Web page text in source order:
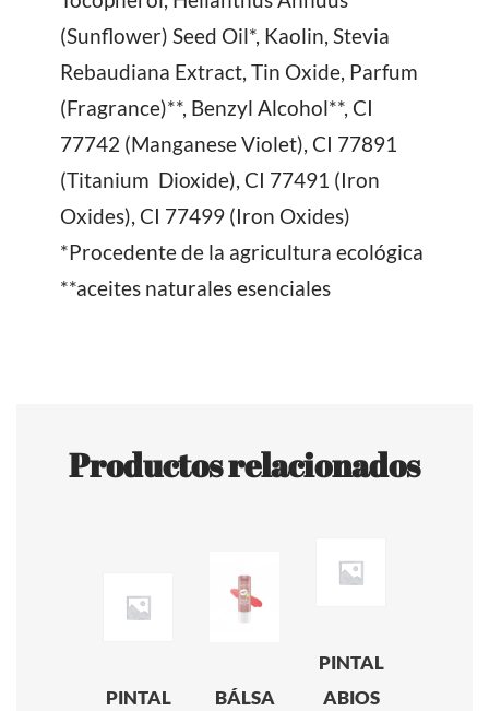
(Sunflower) Seed Oil*, Kaolin, Stevia
Rebaudiana Extract, Tin Oxide, Parfum
(Fragrance)**, Benzyl Alcohol**, CI
77742 (Manganese Violet), CI 77891
(Titanium Dioxide), CI 77491 (Iron
Oxides), CI 77499 (Iron Oxides)
*Procedente de la agricultura ecológica
**aceites naturales esenciales
Productos relacionados
PINTAL
BÁLSA
PINTAL
ABIOS